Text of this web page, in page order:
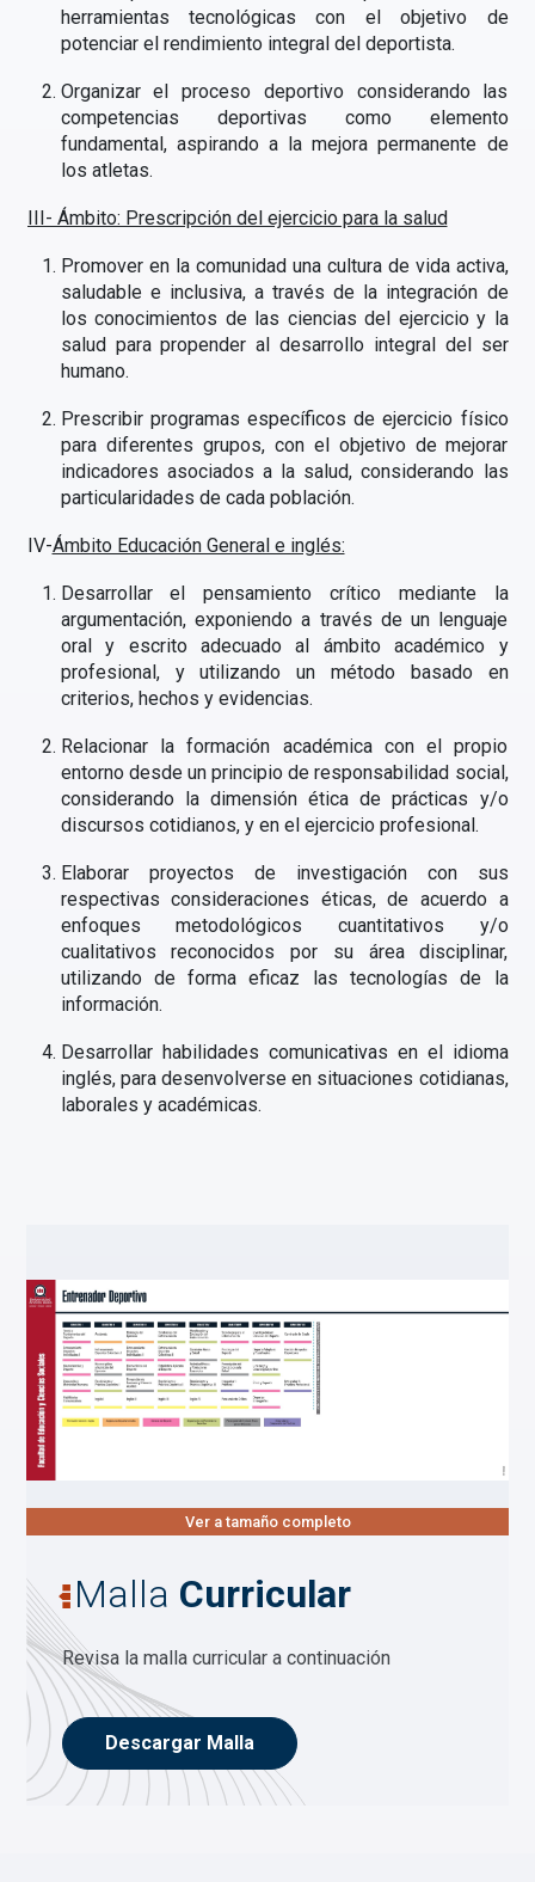
herramientas tecnológicas con el objetivo de
potenciar el rendimiento integral del deportista.
Organizar el proceso deportivo considerando las
competencias deportivas como elemento
fundamental, aspirando a la mejora permanente de
los atletas.
III- Ámbito: Prescripción del ejercicio para la salud
Promover en la comunidad una cultura de vida activa,
saludable e inclusiva, a través de la integración de
los conocimientos de las ciencias del ejercicio y la
salud para propender al desarrollo integral del ser
humano.
Prescribir programas específicos de ejercicio físico
para diferentes grupos, con el objetivo de mejorar
indicadores asociados a la salud, considerando las
particularidades de cada población.
IV-Ámbito Educación General e inglés:
Desarrollar el pensamiento crítico mediante la
argumentación, exponiendo a través de un lenguaje
oral y escrito adecuado al ámbito académico y
profesional, y utilizando un método basado en
criterios, hechos y evidencias.
Relacionar la formación académica con el propio
entorno desde un principio de responsabilidad social,
considerando la dimensión ética de prácticas y/o
discursos cotidianos, y en el ejercicio profesional.
Elaborar proyectos de investigación con sus
respectivas consideraciones éticas, de acuerdo a
enfoques metodológicos cuantitativos y/o
cualitativos reconocidos por su área disciplinar,
utilizando de forma eficaz las tecnologías de la
información.
Desarrollar habilidades comunicativas en el idioma
inglés, para desenvolverse en situaciones cotidianas,
laborales y académicas.
Malla Curricular
Revisa la malla curricular a continuación
Descargar Malla
Ver a tamaño completo